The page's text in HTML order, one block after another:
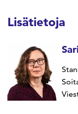
Lisätietoja